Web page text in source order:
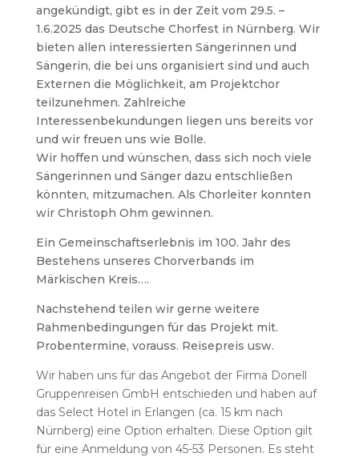
angekündigt, gibt es in der Zeit vom 29.5. –
1.6.2025 das Deutsche Chorfest in Nürnberg. Wir
bieten allen interessierten Sängerinnen und
Sängerin, die bei uns organisiert sind und auch
Externen die Möglichkeit, am Projektchor
teilzunehmen. Zahlreiche
Interessenbekundungen liegen uns bereits vor
und wir freuen uns wie Bolle.
Wir hoffen und wünschen, dass sich noch viele
Sängerinnen und Sänger dazu entschließen
könnten, mitzumachen. Als Chorleiter konnten
wir Christoph Ohm gewinnen.
Ein Gemeinschaftserlebnis im 100. Jahr des
Bestehens unseres Chorverbands im
Märkischen Kreis….
Nachstehend teilen wir gerne weitere
Rahmenbedingungen für das Projekt mit.
Probentermine, vorauss. Reisepreis usw.
Wir haben uns für das Angebot der Firma Donell
Gruppenreisen GmbH entschieden und haben auf
das Select Hotel in Erlangen (ca. 15 km nach
Nürnberg) eine Option erhalten. Diese Option gilt
für eine Anmeldung von 45-53 Personen. Es steht